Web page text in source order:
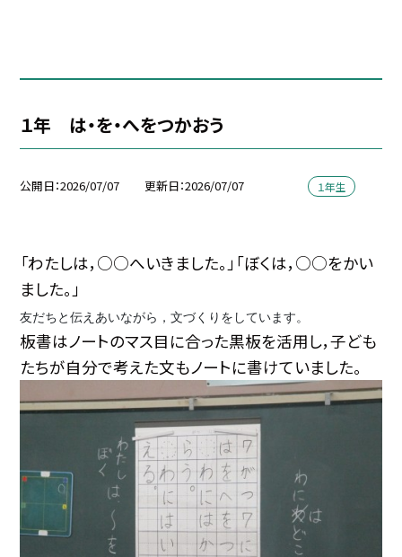
１年 は・を・へをつかおう
公開日 2026/07/07 更新日 2026/07/07 １年生
「わたしは，○○へいきました。」「ぼくは，○○をかい
ました。」
友だちと伝えあいながら，文づくりをしています。
板書はノートのマス目に合った黒板を活用し，子ども
たちが自分で考えた文もノートに書けていました。